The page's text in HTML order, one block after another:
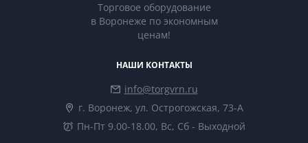
Торговое оборудование
в Воронеже по экономным
ценам!
НАШИ КОНТАКТЫ
info@torgvrn.ru
г. Воронеж, ул. Острогожская, 73-А
Пн-Пт 9.00-18.00, Вс, Сб - Выходной